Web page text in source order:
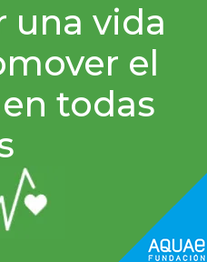
una vida
el
todas